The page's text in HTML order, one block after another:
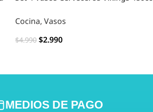
Cocina, Vasos
$4.990 $2.990
MEDIOS DE PAGO